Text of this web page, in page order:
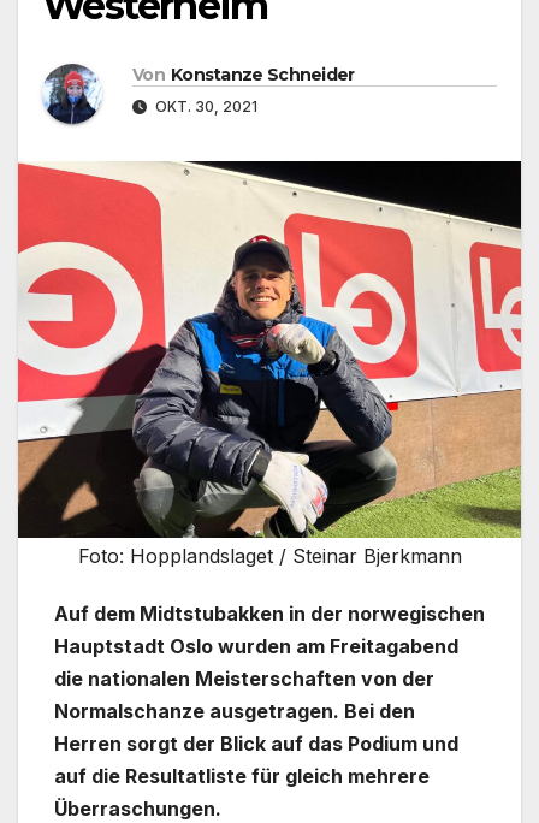
Von Konstanze Schneider
OKT. 30, 2021
Foto: Hopplandslaget / Steinar Bjerkmann
Auf dem Midtstubakken in der norwegischen
Hauptstadt Oslo wurden am Freitagabend
die nationalen Meisterschaften von der
Normalschanze ausgetragen. Bei den
Herren sorgt der Blick auf das Podium und
auf die Resultatliste für gleich mehrere
Überraschungen.